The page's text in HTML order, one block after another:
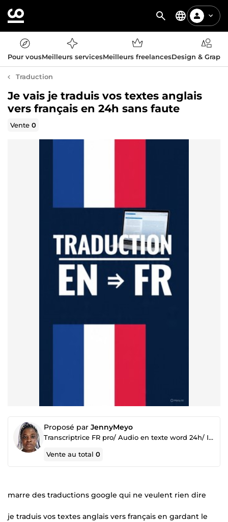
Pour vousMeilleurs servicesMeilleurs freelancesDesign &
Traduction
Je vais je traduis vos textes anglais
vers français en 24h sans faute
Vente0
Proposé par JennyMeyo
Transcriptrice FR pro/ Audio en texte word 24h/ Interview & Podcast
Vente au total0
marre des traductions google qui ne veulent rien dire
je traduis vos textes anglais vers français en gardant le